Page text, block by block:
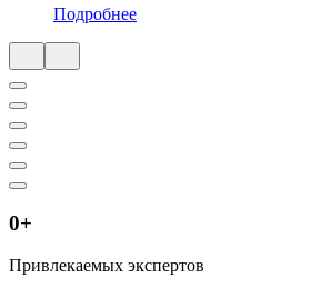
Подробнее
0+
Привлекаемых экспертов